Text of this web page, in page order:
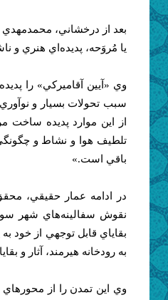
بعد از درخشاني،
يا مُروَحه، پديده‌اي هنري و
وي «آيين آقاميركي» را
سبب تحولات بسيار و
از اين موارد پديده ساخت
تلطيف هوا و نشاط و چگونگي
باقي است.»
در ادامه عمار حقيقي،
نقوش سفالينه‌هاي شهر
به رودخانه هيرمند، آثار
وي اين تمدن را از